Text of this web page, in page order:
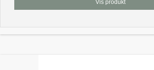
Vis produkt